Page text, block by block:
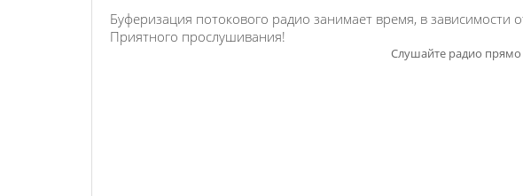
Буферизация потокового радио занимает время, в зависимости
Приятного прослушивания!
Слушайте радио прямо